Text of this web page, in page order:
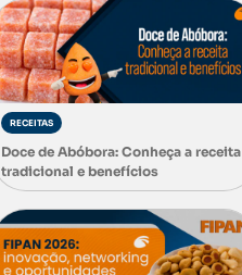
RECEITAS
Doce de Abóbora: Conheça a receita
tradicional e benefícios